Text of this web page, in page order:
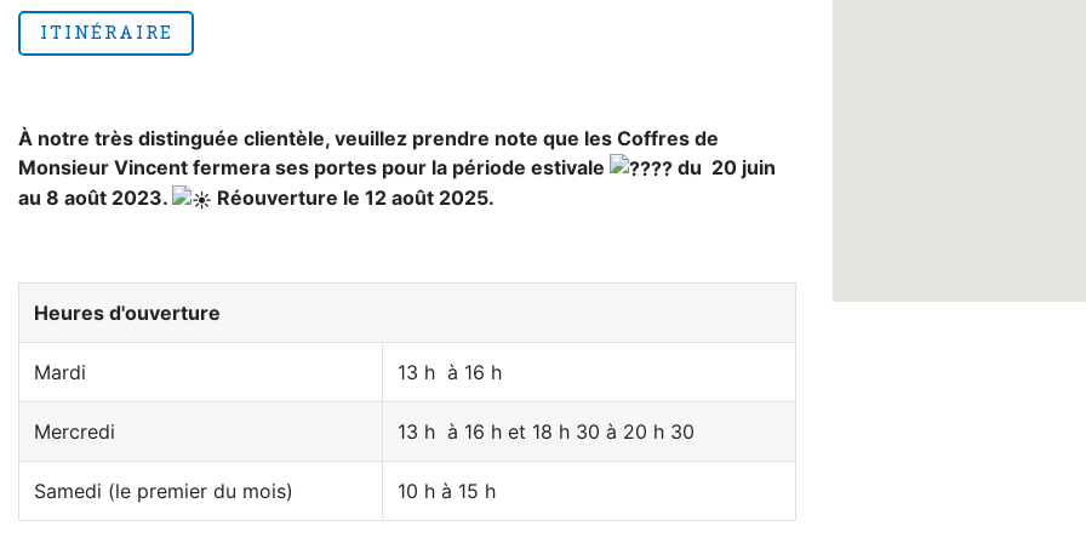
ITINÉRAIRE
À notre très distinguée clientèle, veuillez prendre note que les Coffres de
Monsieur Vincent fermera ses portes pour la période estivale
du 20 juin
au 8 août 2023.
Réouverture le 12 août 2025.
Heures d'ouverture
Mardi 13 h à 16 h
Mercredi 13 h à 16 h et 18 h 30 à 20 h 30
Samedi (le premier du mois) 10 h à 15 h